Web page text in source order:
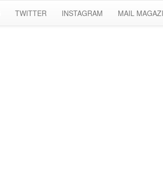
TWITTER INSTAGRAM MAIL